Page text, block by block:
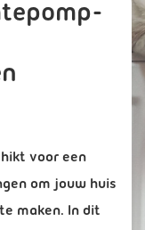
voor een
om jouw huis
maken. In dit